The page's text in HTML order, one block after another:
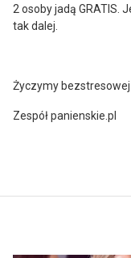
2 osoby jadą GRATIS.
tak dalej.
Życzymy
Zespół panienskie.pl